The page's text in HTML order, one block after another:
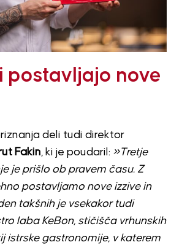
postavljajo nove
deli tudi direktor
Fakin, ki je poudaril: »Tretje
je prišlo ob pravem času. Z
postavljamo nove izzive in
takšnih je vsekakor tudi
laba KeBon, stičišča vrhunskih
istrske gastronomije, v katerem